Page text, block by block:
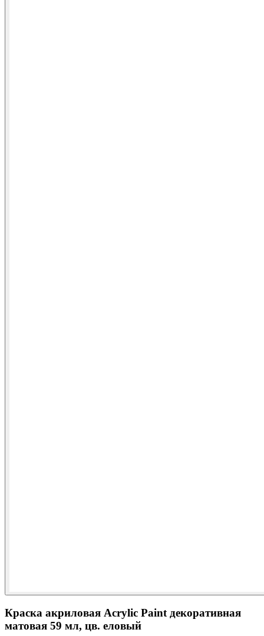
Краска акриловая Acrylic Paint декоративная
матовая 59 мл, цв. еловый